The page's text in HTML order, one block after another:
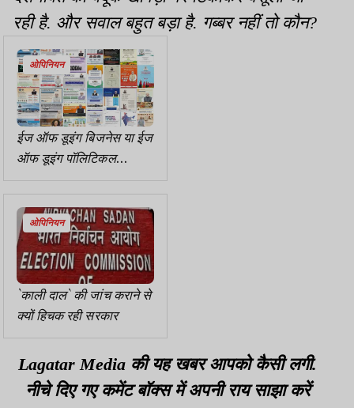
रही है. और सवाल बहुत बड़ा है. गब्बर नहीं तो कौन?
ओपिनियन
ईज ऑफ डूइंग बिजनेस या ईज
ऑफ डूइंग पॉलिटिकल
प्रोपेगेंडा
ओपिनियन
`काली दाल` की जांच कराने से
क्यों हिचक रही सरकार
Lagatar Media की यह खबर आपको कैसी लगी.
नीचे दिए गए कमेंट बॉक्स में अपनी राय साझा करें